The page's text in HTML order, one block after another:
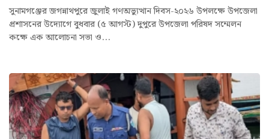
সুনামগঞ্জের জগন্নাথপুরে জুলাই গণঅভ্যুত্থান দিবস-২০২৬ উপলক্ষে উপজেলা
প্রশাসনের উদ্যোগে বুধবার (৫ আগস্ট) দুপুরে উপজেলা পরিষদ সম্মেলন
কক্ষে এক আলোচনা সভা ও...